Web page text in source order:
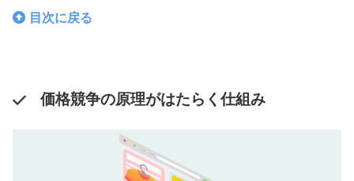
目次に戻る
価格競争の原理がはたらく仕組み